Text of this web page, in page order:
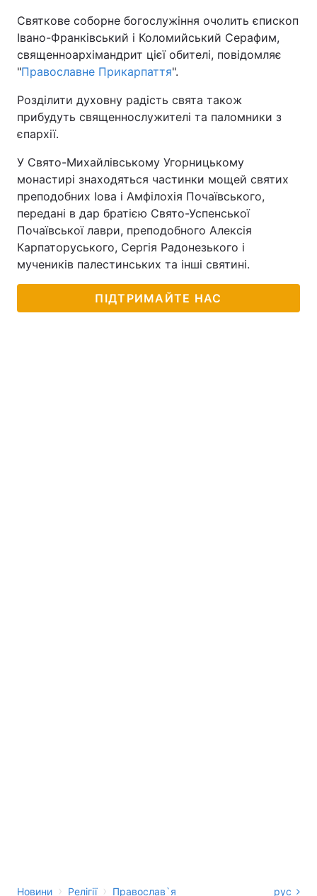
Святкове соборне богослужіння очолить єпископ
Івано-Франківський і Коломийський Серафим,
священноархімандрит цієї обителі, повідомляє
"Православне Прикарпаття".
Розділити духовну радість свята також
прибудуть священнослужителі та паломники з
єпархії.
У Свято-Михайлівському Угорницькому
монастирі знаходяться частинки мощей святих
преподобних Іова і Амфілохія Почаївського,
передані в дар братією Свято-Успенської
Почаївської лаври, преподобного Алексія
Карпаторуського, Сергія Радонезького і
мучеників палестинських та інші святині.
ПІДТРИМАЙТЕ НАС
Новини › Релігії › Православ`я рус